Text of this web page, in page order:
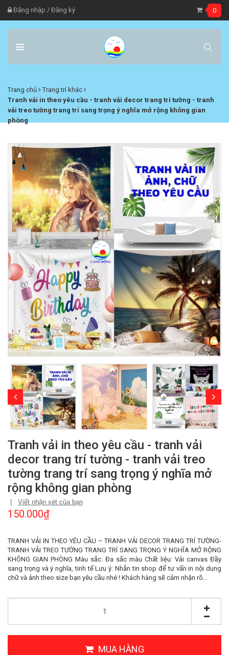
Đăng nhập / Đăng ký 0
Trang chủ
Trang trí khác
Tranh vải in theo yêu cầu - tranh vải decor trang trí tường - tranh
vải treo tường trang trí sang trọng ý nghĩa mở rộng không gian
phòng
Tranh vải in theo yêu cầu - tranh vải
decor trang trí tường - tranh vải treo
tường trang trí sang trọng ý nghĩa mở
rộng không gian phòng
Viết nhận xét của bạn
150.000₫
TRANH VẢI IN THEO YÊU CẦU – TRANH VẢI DECOR TRANG TRÍ TƯỜNG-
TRANH VẢI TREO TƯỜNG TRANG TRÍ SANG TRỌNG Ý NGHĨA MỞ RỘNG
KHÔNG GIAN PHÒNG Màu sắc: Đa sắc màu Chất liệu: Vải canvas Đầy
sang trọng và ý nghĩa, tinh tế Lưu ý: Nhắn tin shop để tư vấn in nội dung
chữ và ảnh theo size bạn yêu cầu nhé ! Khách hàng sẽ cảm nhận rõ...
MUA HÀNG